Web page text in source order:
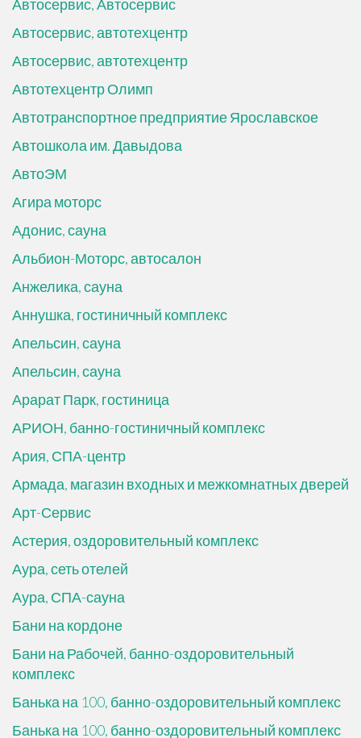
Автосервис, Автосервис
Автосервис, автотехцентр
Автосервис, автотехцентр
Автотехцентр Олимп
Автотранспортное предприятие Ярославское
Автошкола им. Давыдова
АвтоЭМ
Агира моторс
Адонис, сауна
Альбион-Моторс, автосалон
Анжелика, сауна
Аннушка, гостиничный комплекс
Апельсин, сауна
Апельсин, сауна
Арарат Парк, гостиница
АРИОН, банно-гостиничный комплекс
Ария, СПА-центр
Армада, магазин входных и межкомнатных дверей
Арт-Сервис
Астерия, оздоровительный комплекс
Аура, сеть отелей
Аура, СПА-сауна
Бани на кордоне
Бани на Рабочей, банно-оздоровительный
комплекс
Банька на 100, банно-оздоровительный комплекс
Банька на 100, банно-оздоровительный комплекс